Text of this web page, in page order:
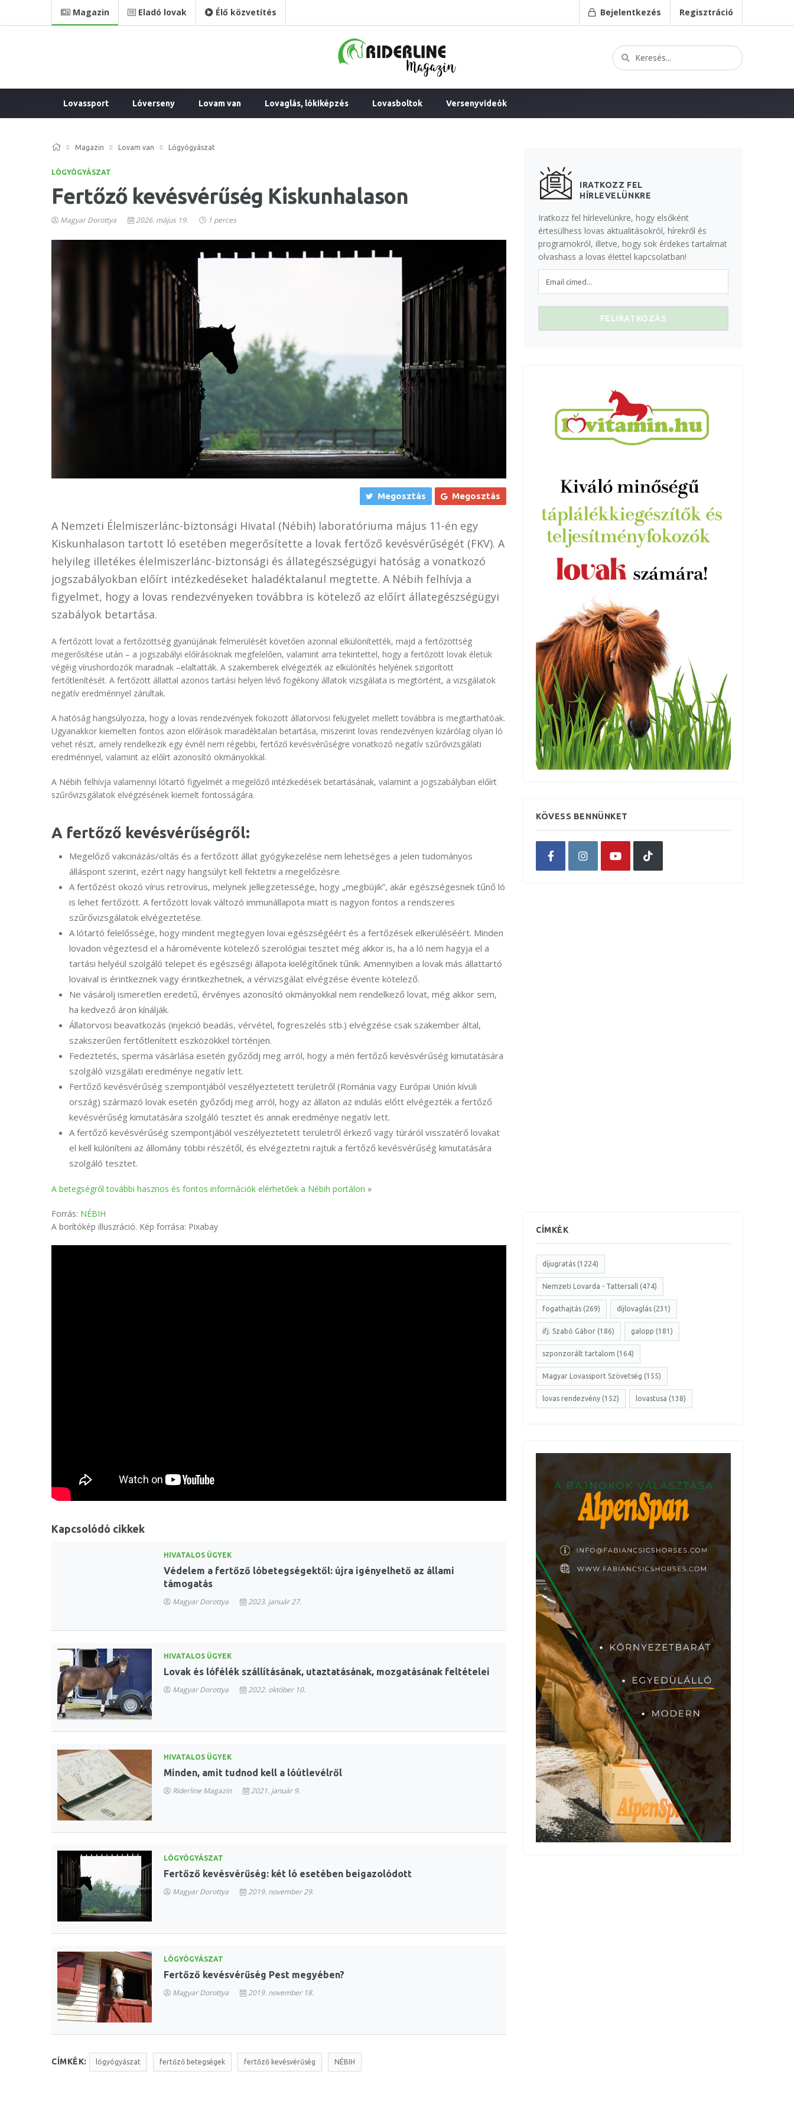
Magazin Eladó lovak Élő közvetítés Bejelentkezés Regisztráció
Lovassport Lóverseny Lovam van Lovaglás, lókiképzés Lovasboltok Versenyvideók
Magazin Lovam van Lógyógyászat
LÓGYÓGYÁSZAT
Fertőző kevésvérűség Kiskunhalason
Magyar Dorottya 2026. május 19. 1 perces
Megosztás Megosztás
A Nemzeti Élelmiszerlánc-biztonsági Hivatal (Nébih) laboratóriuma május 11-én egy
Kiskunhalason tartott ló esetében megerősítette a lovak fertőző kevésvérűségét (FKV). A
helyileg illetékes élelmiszerlánc-biztonsági és állategészségügyi hatóság a vonatkozó
jogszabályokban előírt intézkedéseket haladéktalanul megtette. A Nébih felhívja a
figyelmet, hogy a lovas rendezvényeken továbbra is kötelező az előírt állategészségügyi
szabályok betartása.
A fertőzött lovat a fertőzöttség gyanújának felmerülését követően azonnal elkülönítették, majd a fertőzöttség
megerősítése után – a jogszabályi előírásoknak megfelelően, valamint arra tekintettel, hogy a fertőzött lovak életük
végéig vírushordozók maradnak –elaltatták. A szakemberek elvégezték az elkülönítés helyének szigorított
fertőtlenítését. A fertőzött állattal azonos tartási helyen lévő fogékony állatok vizsgálata is megtörtént, a vizsgálatok
negatív eredménnyel zárultak.
A hatóság hangsúlyozza, hogy a lovas rendezvények fokozott állatorvosi felügyelet mellett továbbra is megtarthatóak.
Ugyanakkor kiemelten fontos azon előírások maradéktalan betartása, miszerint lovas rendezvényen kizárólag olyan ló
vehet részt, amely rendelkezik egy évnél nem régebbi, fertőző kevésvérűségre vonatkozó negatív szűrővizsgálati
eredménnyel, valamint az előírt azonosító okmányokkal.
A Nébih felhívja valamennyi lótartó figyelmét a megelőző intézkedések betartásának, valamint a jogszabályban előírt
szűrővizsgálatok elvégzésének kiemelt fontosságára.
A fertőző kevésvérűségről:
Megelőző vakcinázás/oltás és a fertőzött állat gyógykezelése nem lehetséges a jelen tudományos
álláspont szerint, ezért nagy hangsúlyt kell fektetni a megelőzésre.
A fertőzést okozó vírus retrovírus, melynek jellegzetessége, hogy „megbújik”, akár egészségesnek tűnő ló
is lehet fertőzött. A fertőzött lovak változó immunállapota miatt is nagyon fontos a rendszeres
szűrővizsgálatok elvégeztetése.
A lótartó felelőssége, hogy mindent megtegyen lovai egészségéért és a fertőzések elkerüléséért. Minden
lovadon végeztesd el a háromévente kötelező szerológiai tesztet még akkor is, ha a ló nem hagyja el a
tartási helyéül szolgáló telepet és egészségi állapota kielégítőnek tűnik. Amennyiben a lovak más állattartó
lovaival is érintkeznek vagy érintkezhetnek, a vérvizsgálat elvégzése évente kötelező.
Ne vásárolj ismeretlen eredetű, érvényes azonosító okmányokkal nem rendelkező lovat, még akkor sem,
ha kedvező áron kínálják.
Állatorvosi beavatkozás (injekció beadás, vérvétel, fogreszelés stb.) elvégzése csak szakember által,
szakszerűen fertőtlenített eszközökkel történjen.
Fedeztetés, sperma vásárlása esetén győződj meg arról, hogy a mén fertőző kevésvérűség kimutatására
szolgáló vizsgálati eredménye negatív lett.
Fertőző kevésvérűség szempontjából veszélyeztetett területről (Románia vagy Európai Unión kívüli
ország) származó lovak esetén győződj meg arról, hogy az állaton az indulás előtt elvégezték a fertőző
kevésvérűség kimutatására szolgáló tesztet és annak eredménye negatív lett.
A fertőző kevésvérűség szempontjából veszélyeztetett területről érkező vagy túráról visszatérő lovakat
el kell különíteni az állomány többi részétől, és elvégeztetni rajtuk a fertőző kevésvérűség kimutatására
szolgáló tesztet.
A betegségről további hasznos és fontos információk elérhetőek a Nébih portálon »
Forrás: NÉBIH
A borítókép illuszráció. Kép forrása: Pixabay
Kapcsolódó cikkek
HIVATALOS ÜGYEK
Védelem a fertőző lóbetegségektől: újra igényelhető az állami
támogatás
Magyar Dorottya 2023. január 27.
HIVATALOS ÜGYEK
Lovak és lófélék szállításának, utaztatásának, mozgatásának feltételei
Magyar Dorottya 2022. október 10.
HIVATALOS ÜGYEK
Minden, amit tudnod kell a lóútlevélről
Riderline Magazin 2021. január 9.
LÓGYÓGYÁSZAT
Fertőző kevésvérűség: két ló esetében beigazolódott
Magyar Dorottya 2019. november 29.
LÓGYÓGYÁSZAT
Fertőző kevésvérűség Pest megyében?
Magyar Dorottya 2019. november 18.
CÍMKÉK: lógyógyászat fertőző betegségek fertőző kevésvérűség NÉBIH
IRATKOZZ FEL
HÍRLEVELÜNKRE
Iratkozz fel hírlevelünkre, hogy elsőként
értesülhess lovas aktualitásokról, hírekről és
programokról, illetve, hogy sok érdekes tartalmat
olvashass a lovas élettel kapcsolatban!
KÖVESS BENNÜNKET
CÍMKÉK
díjugratás (1224)
Nemzeti Lovarda - Tattersall (474)
fogathajtás (269) díjlovaglás (231)
ifj. Szabó Gábor (186) galopp (181)
szponzorált tartalom (164)
Magyar Lovassport Szövetség (155)
lovas rendezvény (152) lovastusa (138)